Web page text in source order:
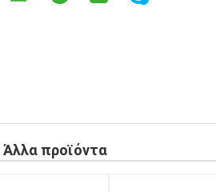
Άλλα προϊόντα